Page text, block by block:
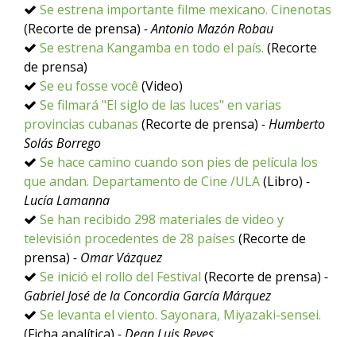
Se estrena importante filme mexicano. Cinenotas
(Recorte de prensa) - Antonio Mazón Robau
Se estrena Kangamba en todo el país. (Recorte
de prensa)
Se eu fosse você (Video)
Se filmará "El siglo de las luces" en varias
provincias cubanas (Recorte de prensa) - Humberto
Solás Borrego
Se hace camino cuando son pies de película los
que andan. Departamento de Cine /ULA(Libro) -
Lucía Lamanna
Se han recibido 298 materiales de video y
televisión procedentes de 28 países (Recorte de
prensa) - Omar Vázquez
Se inició el rollo del Festival (Recorte de prensa) -
Gabriel José de la Concordia García Márquez
Se levanta el viento. Sayonara, Miyazaki-sensei.